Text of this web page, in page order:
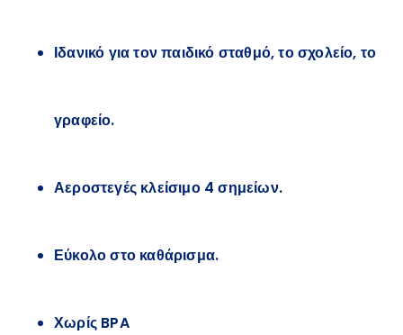
Ιδανικό για τον παιδικό σταθμό, το σχολείο, το
γραφείο.
Αεροστεγές κλείσιμο 4 σημείων.
Εύκολο στο καθάρισμα.
Χωρίς BPA